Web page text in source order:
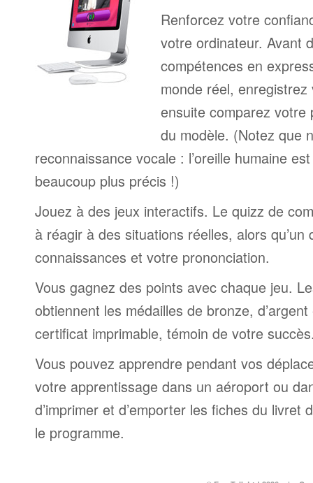
Renforcez votre
votre ordinateur. Avant
compétences en
monde réel,
ensuite comparez votre
du modèle. (Notez que
reconnaissance vocale : l’oreille humaine
beaucoup plus précis !)
Jouez à des jeux interactifs. Le quizz de
à réagir à des situations réelles, alors
connaissances et votre prononciation.
Vous gagnez des points avec chaque jeu.
obtiennent les médailles de bronze, d’argent
certificat imprimable, témoin de votre
Vous pouvez apprendre pendant vos
votre apprentissage dans un aéroport ou
d’imprimer et d’emporter les fiches du livret
le programme.